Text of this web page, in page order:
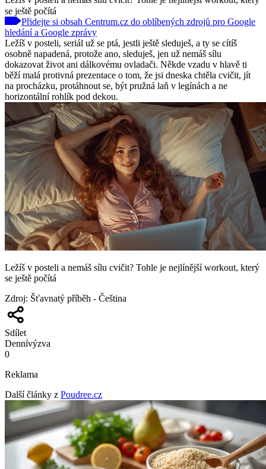
se ještě počítá
Přidejte si obsah Centrum.cz do oblíbených zdrojů pro Google
hledání a Google zprávy
Ležíš v posteli, seriál už se ptá, jestli ještě sleduješ, a ty se cítíš
osobně napadená, protože ano, sleduješ, jen už nemáš sílu
dokazovat život ani dálkovému ovladači. Někde vzadu v hlavě ti
běží malá protivná prezentace o tom, že jsi dneska chtěla cvičit, jít
na procházku, protáhnout se, být pružná laň v legínách a ne
horizontální rohlík pod dekou.
Ležíš v posteli a nemáš sílu cvičit? Tohle je nejlínější workout, který
se ještě počítá
Zdroj: Šťavnatý příběh - Čeština
Sdílet
Dennívýzva
0
Reklama
Další články z Poudree.cz